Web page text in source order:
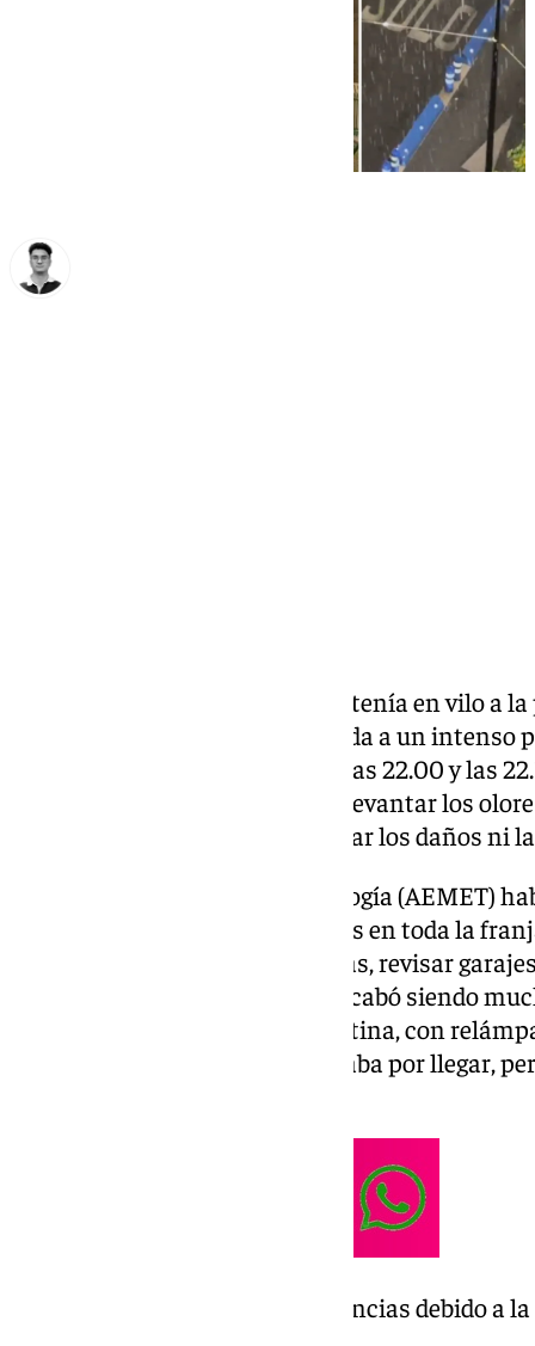
que mantenía en vilo a
jornada del jueves acabó reducida a un intenso
descargó sobre la capital entre las 22.00 y las
bastaron para empapar calles, levantar los
resonar los tejados, pero sin dejar los daños ni
La Agencia Estatal de Meteorología (AEMET)
por lluvias intensas y tormentas en toda la
malagueños a preparar paraguas, revisar
hora. Sin embargo, el episodio acabó siendo
anunciado: una descarga repentina, con
hicieron pensar que lo peor estaba por llegar,
no se han registrado incidencias debido a